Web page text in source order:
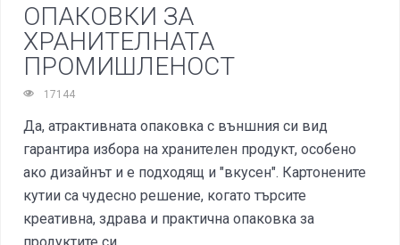
ОПАКОВКИ ЗА
ХРАНИТЕЛНАТА
ПРОМИШЛЕНОСТ
17144
Да, атрактивната опаковка с външния си вид
гарантира избора на хранителен продукт, особено
ако дизайнът и е подходящ и "вкусен". Картонените
кутии са чудесно решение, когато търсите
креативна, здрава и практична опаковка за